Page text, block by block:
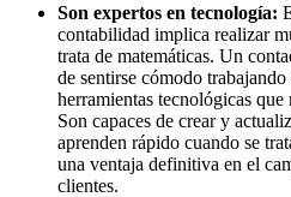
Son expertos en tecnología:
contabilidad implica realizar
trata de matemáticas. Un
de sentirse cómodo
herramientas tecnológicas
Son capaces de crear y
aprenden rápido cuando se
una ventaja definitiva en el
clientes.